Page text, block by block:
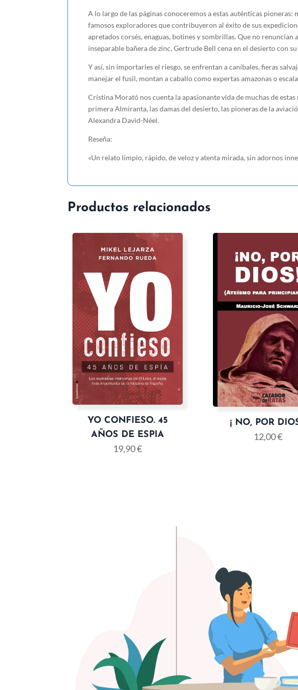
A lo largo de las páginas conoceremos a estas auténticas
famosos exploradores que contribuyeron al éxito de sus
apretados corsés, enaguas, botines y sombrillas. Que no
inseparable bañera de zinc, Gertrude Bell cena en el desierto con
Y así, sin importarles el riesgo, se enfrentan a caníbales, fieras
manejar el fusil, montan a caballo como expertas amazonas o
Cristina Morató nos cuenta la apasionante vida de muchas de
primera Almiranta, las damas del desierto, las pioneras de la
Alexandra David-Néel.
Reseña:
«Un relato limpio, rápido, de veloz y atenta mirada, sin adornos
Productos relacionados
YO CONFIESO. 45
AÑOS DE ESPIA
19,90€
¡ NO, POR
12,00€